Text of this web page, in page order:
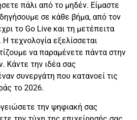
πάλι από το μηδέν. Είμαστε
σε κάθε βήμα, από τον
το Go Live και τη μετέπειτα
τεχνολογία εξελίσσεται
να παραμένετε πάντα στην
Κάντε την ιδέα σας
συνεργάτη που κατανοεί τις
το 2026.
την ψηφιακή σας